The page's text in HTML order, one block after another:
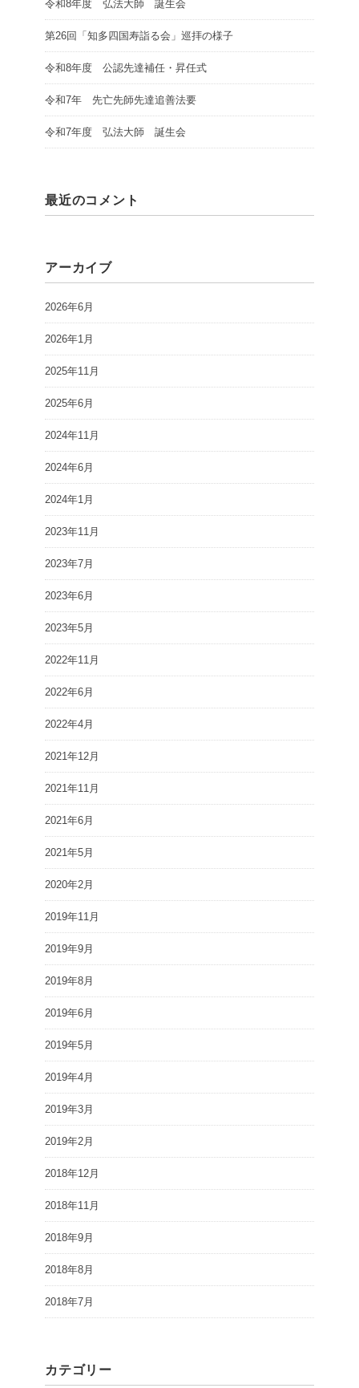
令和8年度 弘法大師 誕生会
第26回「知多四国寿詣る会」巡拝の様子
令和8年度 公認先達補任・昇任式
令和7年 先亡先師先達追善法要
令和7年度 弘法大師 誕生会
最近のコメント
アーカイブ
2026年6月
2026年1月
2025年11月
2025年6月
2024年11月
2024年6月
2024年1月
2023年11月
2023年7月
2023年6月
2023年5月
2022年11月
2022年6月
2022年4月
2021年12月
2021年11月
2021年6月
2021年5月
2020年2月
2019年11月
2019年9月
2019年8月
2019年6月
2019年5月
2019年4月
2019年3月
2019年2月
2018年12月
2018年11月
2018年9月
2018年8月
2018年7月
カテゴリー